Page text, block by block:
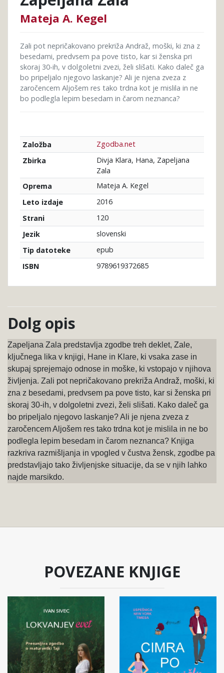
Mateja A. Kegel
Zali pot nepričakovano prekriža Andraž, moški, ki zna z
besedami, predvsem pa pove tisto, kar si ženska pri
skoraj 30-ih, v dolgoletni zvezi, želi slišati. Kako daleč ga
bo pripeljalo njegovo laskanje? Ali je njena zveza z
zaročencem Aljošem res tako trdna kot je mislila in ne
bo podlegla lepim besedam in čarom neznanca?
Založba
Zgodba.net
Zbirka
Divja Klara, Hana, Zapeljana
Zala
Oprema
Mateja A. Kegel
Leto izdaje
2016
Strani
120
Jezik
slovenski
Tip datoteke
epub
ISBN
9789619372685
Dolg opis
Zapeljana Zala predstavlja zgodbe treh deklet, Zale,
ključnega lika v knjigi, Hane in Klare, ki vsaka zase in
skupaj sprejemajo odnose in moške, ki vstopajo v njihova
življenja. Zali pot nepričakovano prekriža Andraž, moški, ki
zna z besedami, predvsem pa pove tisto, kar si ženska pri
skoraj 30-ih, v dolgoletni zvezi, želi slišati. Kako daleč ga
bo pripeljalo njegovo laskanje? Ali je njena zveza z
zaročencem Aljošem res tako trdna kot je mislila in ne bo
podlegla lepim besedam in čarom neznanca? Knjiga
razkriva razmišljanja in vpogled v čustva žensk, zgodbe pa
predstavljajo tako življenjske situacije, da se v njih lahko
najde marsikdo.
POVEZANE KNJIGE